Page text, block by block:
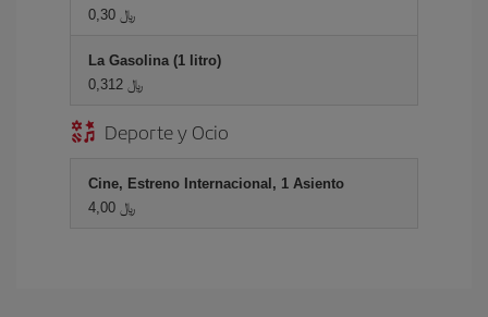
0,30 ﷼
La Gasolina (1 litro)
0,312 ﷼
Deporte y Ocio
Cine, Estreno Internacional, 1 Asiento
4,00 ﷼